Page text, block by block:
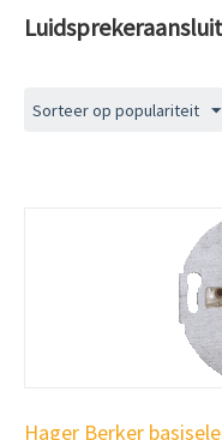
Sorteer op populariteit
Hager Berker